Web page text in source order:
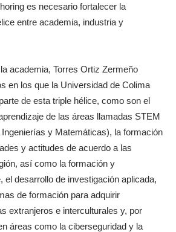
es necesario fortalecer la
entre academia, industria y
academia, Torres Ortiz Zermeño
en los que la Universidad de Colima
de esta triple hélice, como son el
de las áreas llamadas STEM
y Matemáticas), la formación
y actitudes de acuerdo a las
así como la formación y
el desarrollo de investigación aplicada,
de formación para adquirir
extranjeros e interculturales y, por
áreas como la ciberseguridad y la